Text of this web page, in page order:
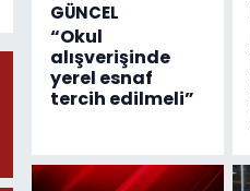
GÜNCEL
“Okul
alışverişinde
yerel esnaf
tercih edilmeli”